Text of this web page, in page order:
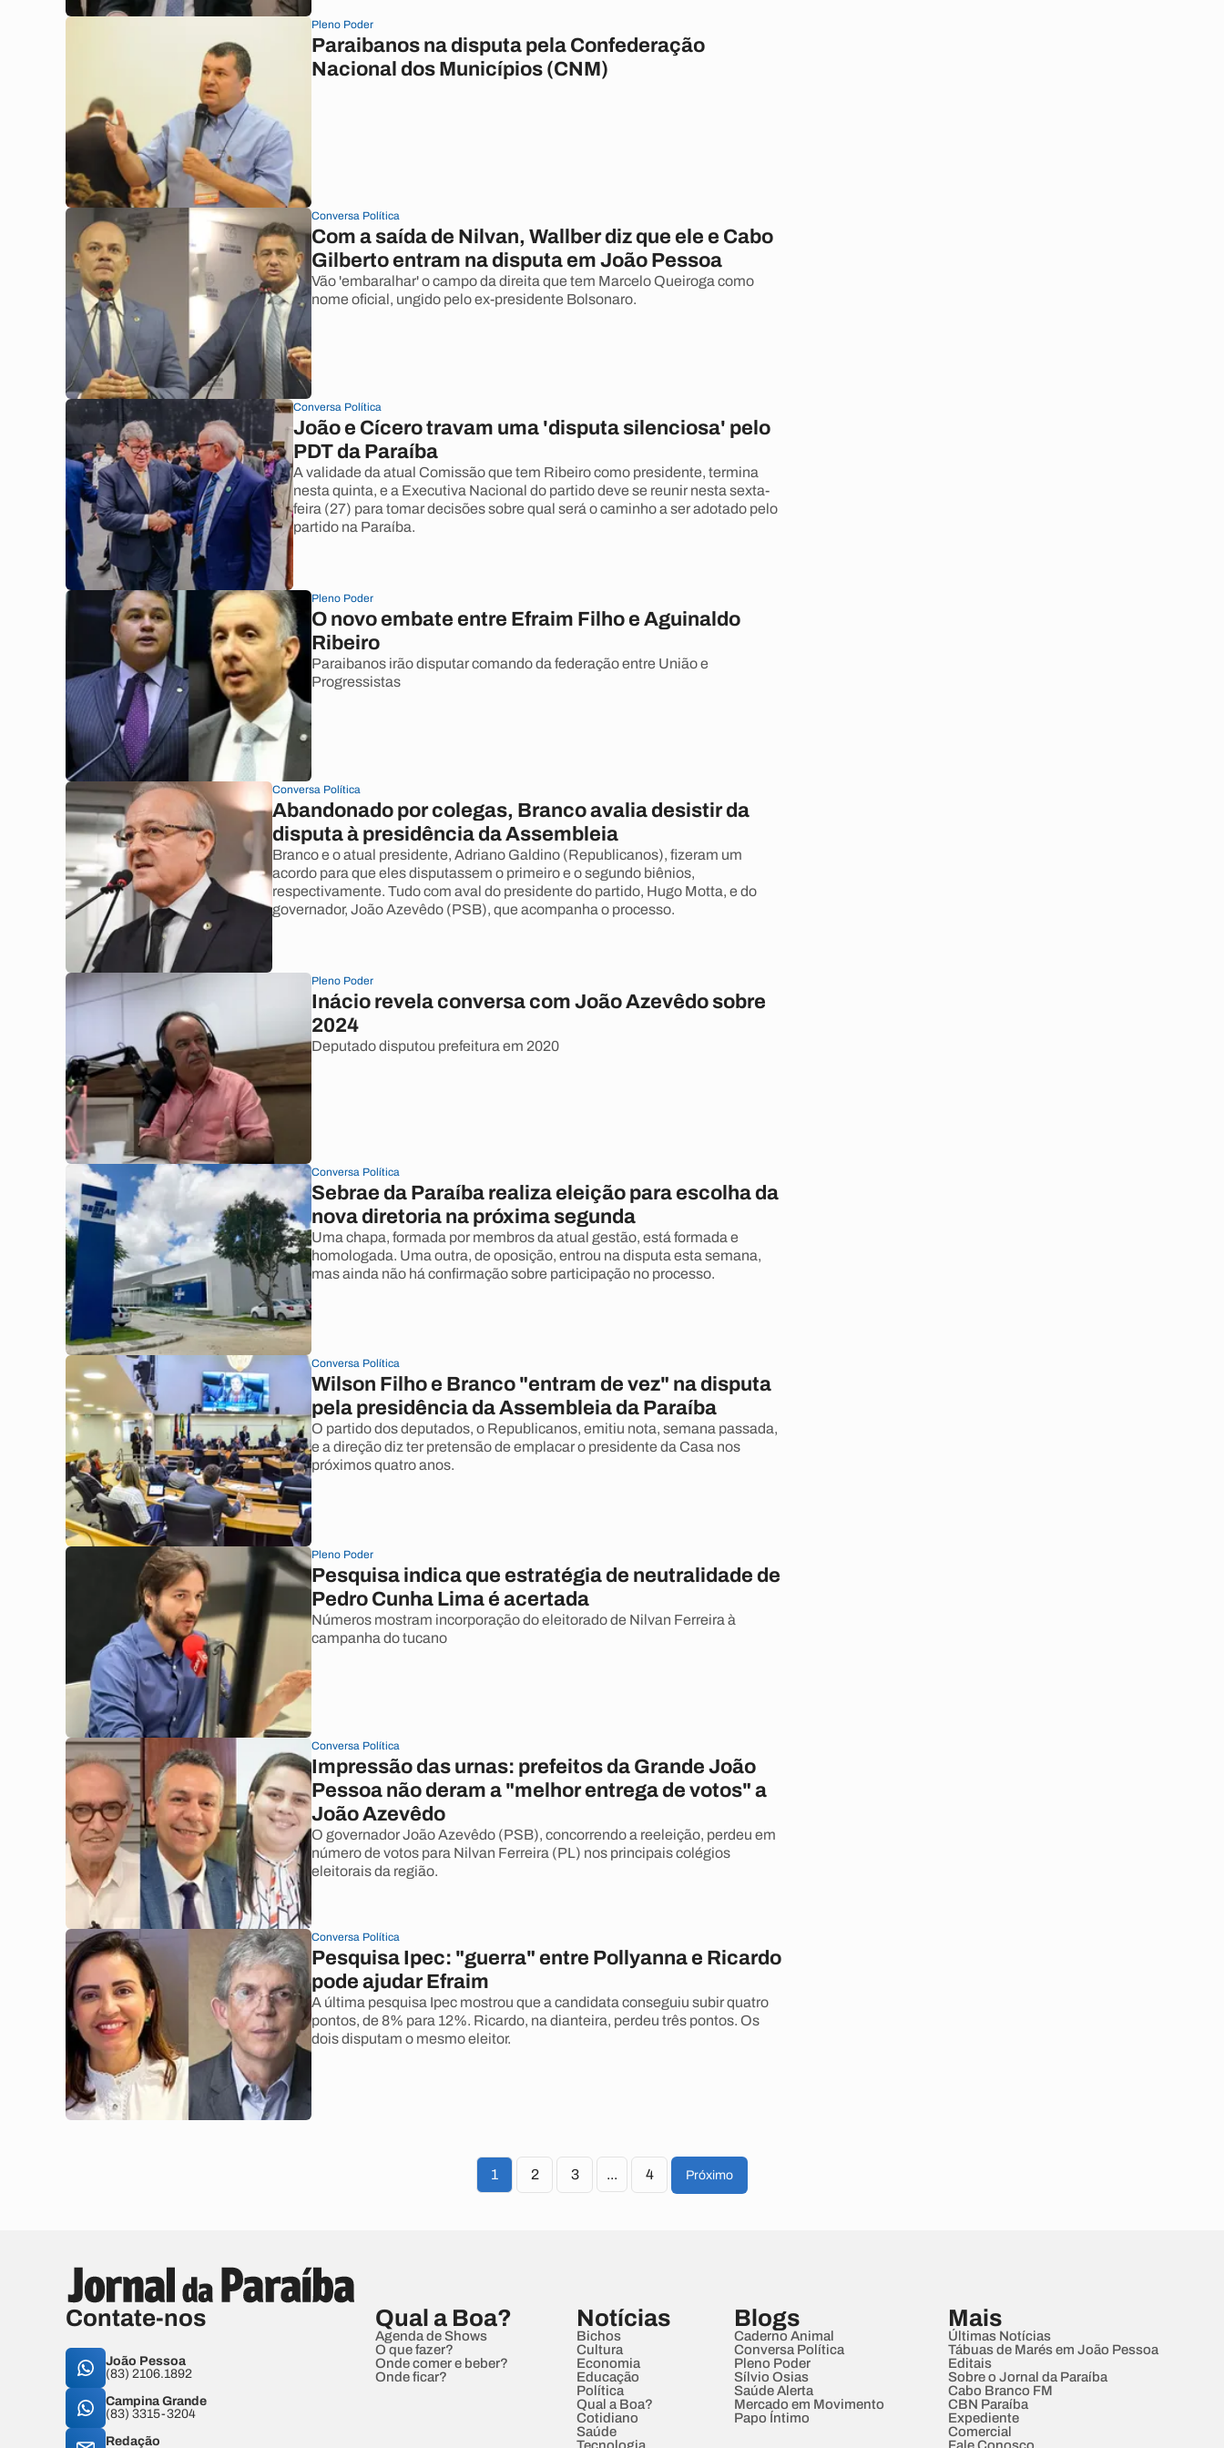
Pleno Poder
Paraibanos na disputa pela Confederação
Nacional dos Municípios (CNM)
Conversa Política
Com a saída de Nilvan, Wallber diz que ele e Cabo
Gilberto entram na disputa em João Pessoa
Vão 'embaralhar' o campo da direita que tem Marcelo Queiroga como
nome oficial, ungido pelo ex-presidente Bolsonaro.
Conversa Política
João e Cícero travam uma 'disputa silenciosa' pelo
PDT da Paraíba
A validade da atual Comissão que tem Ribeiro como presidente, termina
nesta quinta, e a Executiva Nacional do partido deve se reunir nesta sexta-
feira (27) para tomar decisões sobre qual será o caminho a ser adotado pelo
partido na Paraíba.
Pleno Poder
O novo embate entre Efraim Filho e Aguinaldo
Ribeiro
Paraibanos irão disputar comando da federação entre União e
Progressistas
Conversa Política
Abandonado por colegas, Branco avalia desistir da
disputa à presidência da Assembleia
Branco e o atual presidente, Adriano Galdino (Republicanos), fizeram um
acordo para que eles disputassem o primeiro e o segundo biênios,
respectivamente. Tudo com aval do presidente do partido, Hugo Motta, e do
governador, João Azevêdo (PSB), que acompanha o processo.
Pleno Poder
Inácio revela conversa com João Azevêdo sobre
2024
Deputado disputou prefeitura em 2020
Conversa Política
Sebrae da Paraíba realiza eleição para escolha da
nova diretoria na próxima segunda
Uma chapa, formada por membros da atual gestão, está formada e
homologada. Uma outra, de oposição, entrou na disputa esta semana,
mas ainda não há confirmação sobre participação no processo.
Conversa Política
Wilson Filho e Branco "entram de vez" na disputa
pela presidência da Assembleia da Paraíba
O partido dos deputados, o Republicanos, emitiu nota, semana passada,
e a direção diz ter pretensão de emplacar o presidente da Casa nos
próximos quatro anos.
Pleno Poder
Pesquisa indica que estratégia de neutralidade de
Pedro Cunha Lima é acertada
Números mostram incorporação do eleitorado de Nilvan Ferreira à
campanha do tucano
Conversa Política
Impressão das urnas: prefeitos da Grande João
Pessoa não deram a "melhor entrega de votos" a
João Azevêdo
O governador João Azevêdo (PSB), concorrendo a reeleição, perdeu em
número de votos para Nilvan Ferreira (PL) nos principais colégios
eleitorais da região.
Conversa Política
Pesquisa Ipec: "guerra" entre Pollyanna e Ricardo
pode ajudar Efraim
A última pesquisa Ipec mostrou que a candidata conseguiu subir quatro
pontos, de 8% para 12%. Ricardo, na dianteira, perdeu três pontos. Os
dois disputam o mesmo eleitor.
1 2 3 ... 4 Próximo
Contate-nos
João Pessoa
(83) 2106.1892
Campina Grande
(83) 3315-3204
Redação
Qual a Boa?
Agenda de Shows
O que fazer?
Onde comer e beber?
Onde ficar?
Notícias
Bichos
Cultura
Economia
Educação
Política
Qual a Boa?
Cotidiano
Saúde
Blogs
Caderno Animal
Conversa Política
Pleno Poder
Sílvio Osias
Saúde Alerta
Mercado em Movimento
Papo Íntimo
Mais
Últimas Notícias
Tábuas de Marés em João Pessoa
Editais
Sobre o Jornal da Paraíba
Cabo Branco FM
CBN Paraíba
Expediente
Comercial